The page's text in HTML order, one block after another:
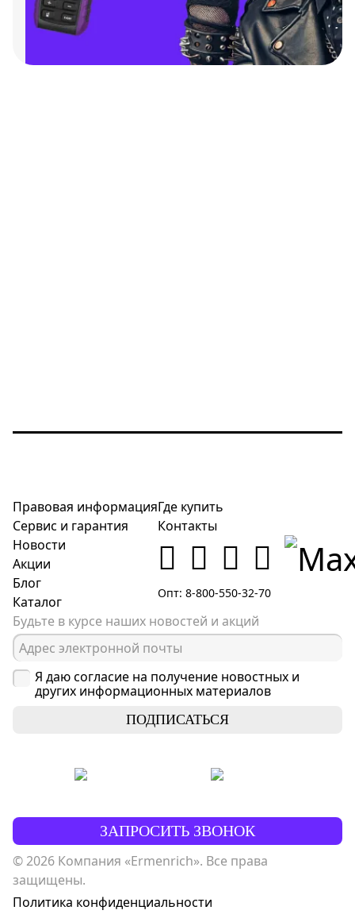
Правовая информация
Сервис и гарантия
Новости
Акции
Блог
Каталог
Где купить
Контакты
Опт: 8-800-550-32-70
Будьте в курсе наших новостей и акций
Я даю согласие на получение новостных и
других информационных материалов
ПОДПИСАТЬСЯ
ЗАПРОСИТЬ ЗВОНОК
© 2026 Компания «Ermenrich». Все права
защищены.
Политика конфиденциальности